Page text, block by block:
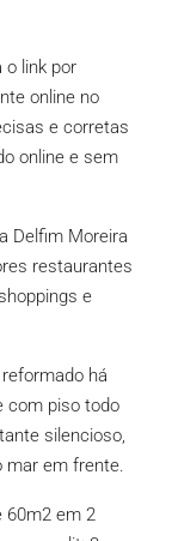
o link por
online no
e corretas
online e sem
Delfim Moreira
restaurantes
e
há
com piso todo
silencioso,
mar em frente.
60m2 em 2